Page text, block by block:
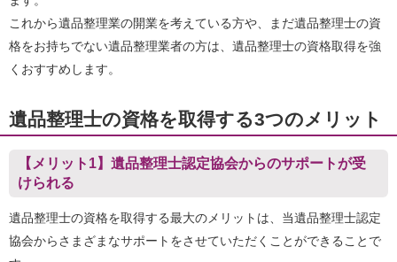
これから遺品整理業の開業を考えている方や、まだ遺品整理士の資
格をお持ちでない遺品整理業者の方は、遺品整理士の資格取得を強
くおすすめします。
遺品整理士の資格を取得する3つのメリット
【メリット1】遺品整理士認定協会からのサポートが受
けられる
遺品整理士の資格を取得する最大のメリットは、当遺品整理士認定
協会からさまざまなサポートをさせていただくことができることで